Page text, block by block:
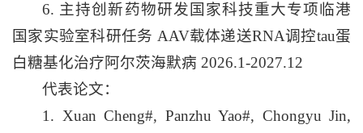
6. 主持创新药物研发国家科技重大专项临港
国家实验室科研任务 AAV载体递送RNA调控tau蛋
白糖基化治疗阿尔茨海默病 2026.1-2027.12
代表论文：
1. Xuan Cheng#, Panzhu Yao#, Chongyu Jin,